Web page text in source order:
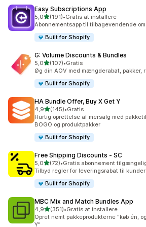
Easy Subscriptions App
5,0ud af 5 stjerner
(191)
191 anmeldelser i alt
•Gratis at installere
Abonnementsapp til tilbagevendende
Built for Shopify
G: Volume Discounts & Bundles
5,0ud af 5 stjerner
(107)
107 anmeldelser i alt
•Gratis
Øg din AOV med mængderabat, pakker,
Built for Shopify
HA Bundle Offer, Buy X Get Y
4,9ud af 5 stjerner
(145)
145 anmeldelser i alt
•Gratis
Hurtig oprettelse af mersalg med
BOGO og produktpakker
Built for Shopify
Free Shipping Discounts ‑ SC
5,0ud af 5 stjerner
(72)
72 anmeldelser i alt
•Gratis abonnement
Tilbyd regler for leveringsrabat til
Built for Shopify
MBC Mix and Match Bundles App
4,9ud af 5 stjerner
(351)
351 anmeldelser i alt
•Gratis at installere
Opret nemt pakkeprodukterne "køb én,
Y"